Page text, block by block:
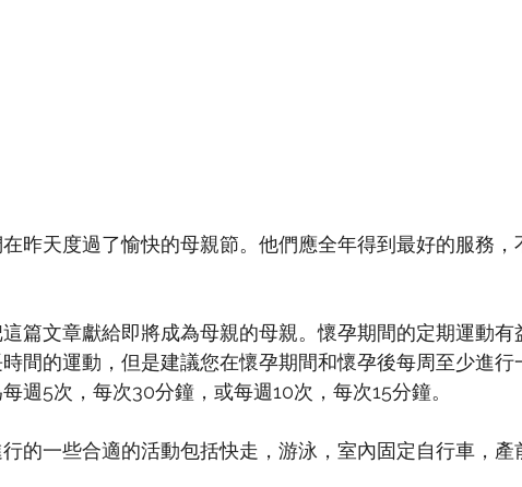
昨天度過了愉快的母親節。他們應全年得到最好的服務，
篇文章獻給即將成為母親的母親。懷孕期間的定期運動有
間的運動，但是建議您在懷孕期間和懷孕後每周至少進行
週5次，每次30分鐘，或每週10次，每次15分鐘。
的一些合適的活動包括快走，游泳，室內固定自行車，產